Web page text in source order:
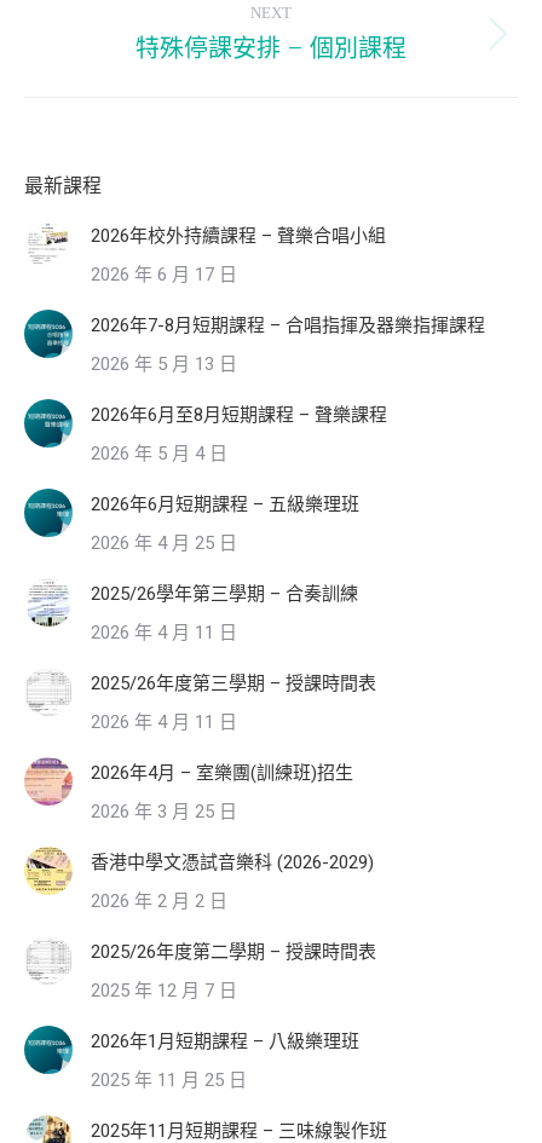
NEXT
Next
特殊停課安排 – 個別課程
最新課程
2026年校外持續課程 – 聲樂合唱小組
2026 年 6 月 17 日
2026年7-8月短期課程 – 合唱指揮及器樂指揮課程
2026 年 5 月 13 日
2026年6月至8月短期課程 – 聲樂課程
2026 年 5 月 4 日
2026年6月短期課程 – 五級樂理班
2026 年 4 月 25 日
2025/26學年第三學期 – 合奏訓練
2026 年 4 月 11 日
2025/26年度第三學期 – 授課時間表
2026 年 4 月 11 日
2026年4月 – 室樂團(訓練班)招生
2026 年 3 月 25 日
香港中學文憑試音樂科 (2026-2029)
2026 年 2 月 2 日
2025/26年度第二學期 – 授課時間表
2025 年 12 月 7 日
2026年1月短期課程 – 八級樂理班
2025 年 11 月 25 日
2025年11月短期課程 – 三味線製作班